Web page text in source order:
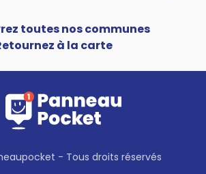
toutes nos communes
à la carte
- Tous droits réservés